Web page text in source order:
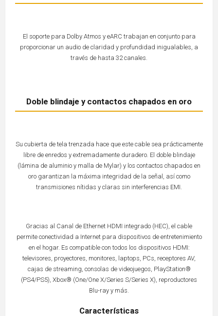
El soporte para Dolby Atmos y eARC trabajan en conjunto para
proporcionar un audio de claridad y profundidad inigualables, a
través de hasta 32 canales.
Doble blindaje y contactos chapados en oro
Su cubierta de tela trenzada hace que este cable sea prácticamente
libre de enredos y extremadamente duradero. El doble blindaje
(lámina de aluminio y malla de Mylar) y los contactos chapados en
oro garantizan la máxima integridad de la señal, así como
transmisiones nítidas y claras sin interferencias EMI.
Gracias al Canal de Ethernet HDMI integrado (HEC), el cable
permite conectividad a Internet para dispositivos de entretenimiento
en el hogar. Es compatible con todos los dispositivos HDMI:
televisores, proyectores, monitores, laptops, PCs, receptores AV,
cajas de streaming, consolas de videojuegos, PlayStation®
(PS4/PS5), Xbox® (One/One X/Series S/Series X), reproductores
Blu-ray y más.
Características